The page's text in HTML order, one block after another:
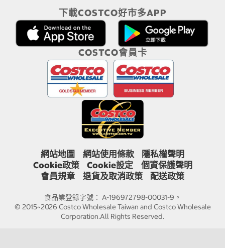
下載COSTCO好市多APP
COSTCO會員卡
網站地圖 網站使用條款
隱私權聲明
Cookie政策
Cookie設定
個資保護聲明
會員規章
退貨及取消政策 配送政策
食品業登錄字號： A-196972798-00031-9。
© 2015~2026 Costco Wholesale Taiwan and Costco Wholesale
Corporation.All Rights Reserved.